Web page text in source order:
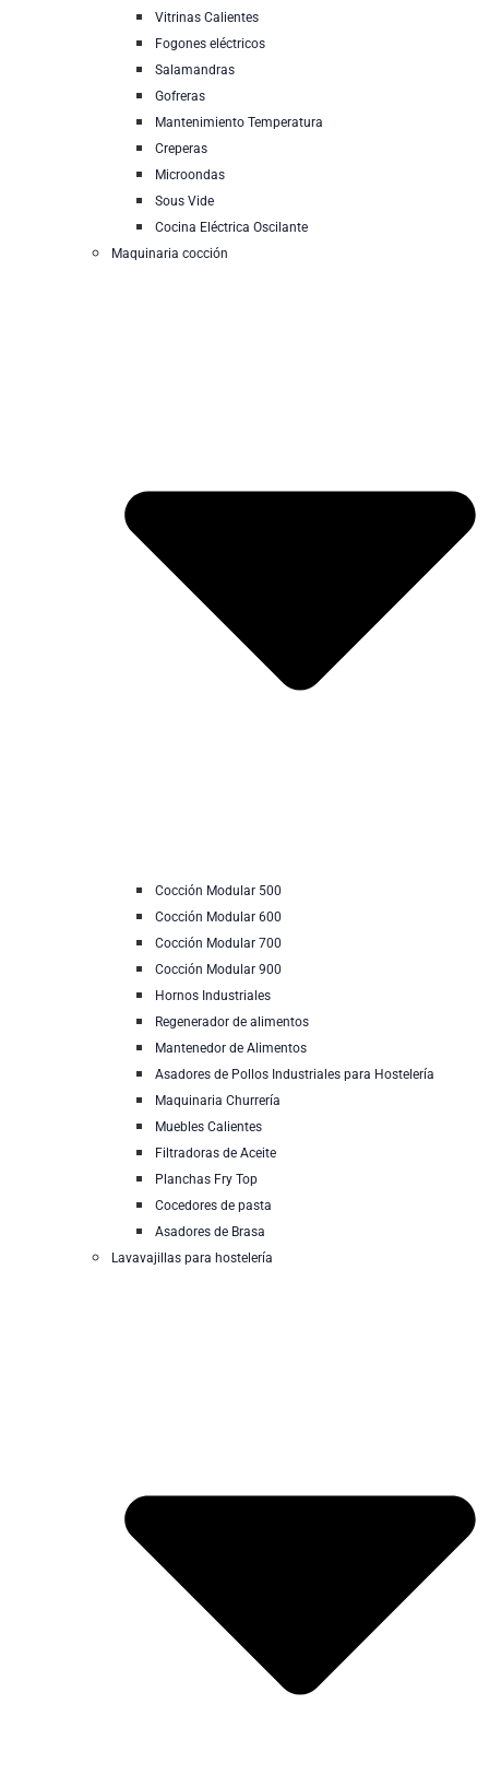
Vitrinas Calientes
Fogones eléctricos
Salamandras
Gofreras
Mantenimiento Temperatura
Creperas
Microondas
Sous Vide
Cocina Eléctrica Oscilante
Maquinaria cocción
Cocción Modular 500
Cocción Modular 600
Cocción Modular 700
Cocción Modular 900
Hornos Industriales
Regenerador de alimentos
Mantenedor de Alimentos
Asadores de Pollos Industriales para Hostelería
Maquinaria Churrería
Muebles Calientes
Filtradoras de Aceite
Planchas Fry Top
Cocedores de pasta
Asadores de Brasa
Lavavajillas para hostelería